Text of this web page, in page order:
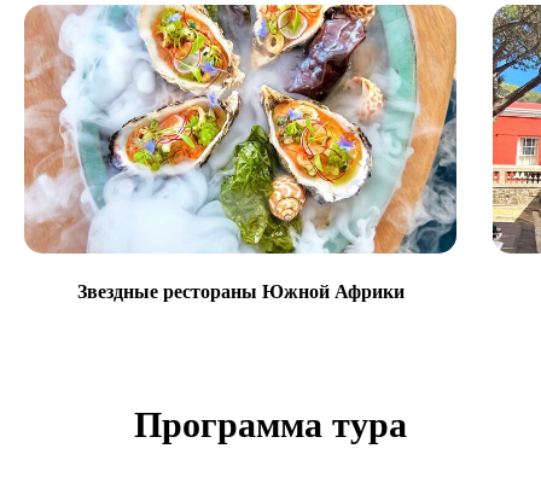
Звездные рестораны Южной Африки
Программа тура